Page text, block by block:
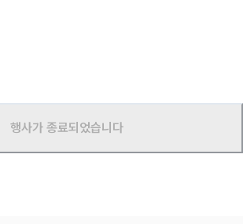
행사가 종료되었습니다